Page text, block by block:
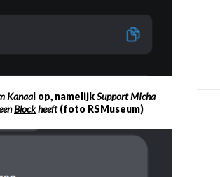
Kanaal op, namelijkSupportMIcha
Blockheeft(foto RSMuseum)